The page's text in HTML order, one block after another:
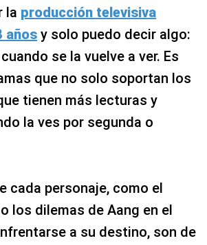
la producción televisiva
años y solo puedo decir algo:
se la vuelve a ver. Es
que no solo soportan los
tienen más lecturas y
la ves por segunda o
cada personaje, como el
o los dilemas de Aang en el
a su destino, son de